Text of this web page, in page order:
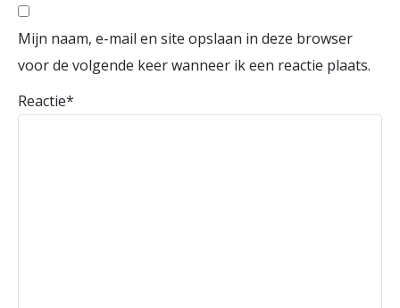
Mijn naam, e-mail en site opslaan in deze browser
voor de volgende keer wanneer ik een reactie plaats.
Reactie*